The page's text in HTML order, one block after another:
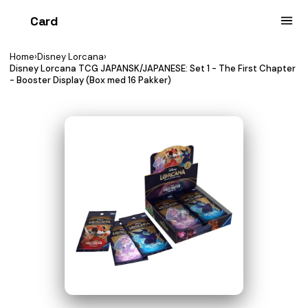
Card
Home›Disney Lorcana›
Disney Lorcana TCG JAPANSK/JAPANESE: Set 1 - The First Chapter
- Booster Display (Box med 16 Pakker)